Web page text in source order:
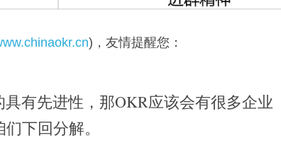
)，友情提醒您：
有先进性，那OKR应该会有很多企业
下回分解。